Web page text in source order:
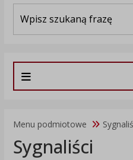
Menu podmiotowe
Sygnaliści